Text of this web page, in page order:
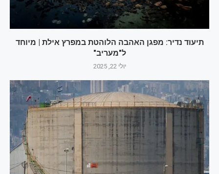
תיעוד נדיר: מפגן האהבה הלוהטת במפרץ אילת | מיוחד
ל"מעריב"
יולי 22, 2025